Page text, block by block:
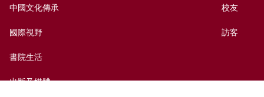
中國文化傳承
國際視野
書院生活
出版及媒體
校友
訪客